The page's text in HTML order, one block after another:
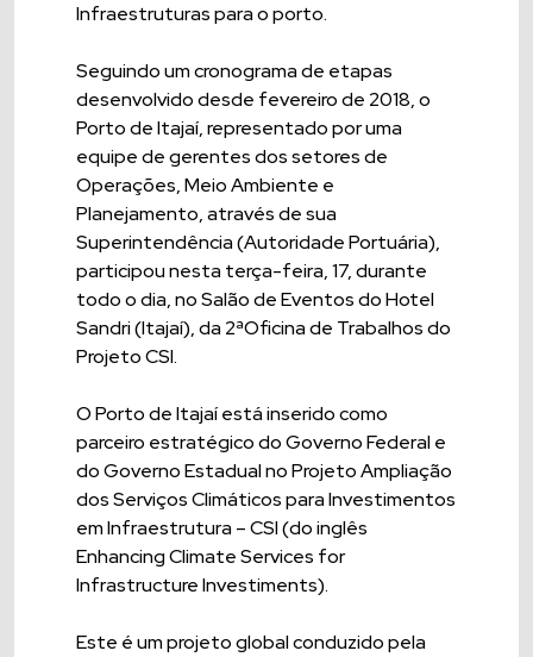
Infraestruturas para o porto.
Seguindo um cronograma de etapas
desenvolvido desde fevereiro de 2018, o
Porto de Itajaí, representado por uma
equipe de gerentes dos setores de
Operações, Meio Ambiente e
Planejamento, através de sua
Superintendência (Autoridade Portuária),
participou nesta terça-feira, 17, durante
todo o dia, no Salão de Eventos do Hotel
Sandri (Itajaí), da 2ªOficina de Trabalhos do
Projeto CSI.
O Porto de Itajaí está inserido como
parceiro estratégico do Governo Federal e
do Governo Estadual no Projeto Ampliação
dos Serviços Climáticos para Investimentos
em Infraestrutura – CSI (do inglês
Enhancing Climate Services for
Infrastructure Investiments).
Este é um projeto global conduzido pela